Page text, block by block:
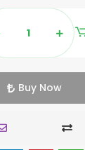
Buy Now